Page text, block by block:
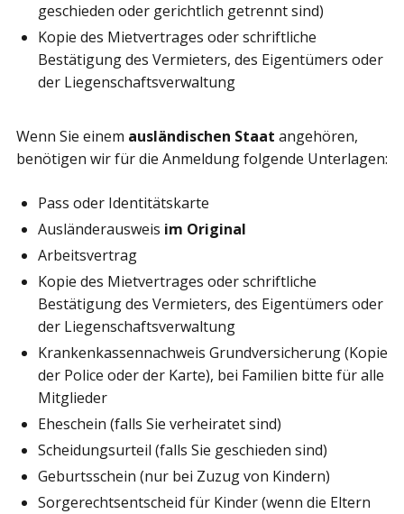
geschieden oder gerichtlich getrennt sind)
Kopie des Mietvertrages oder schriftliche
Bestätigung des Vermieters, des Eigentümers oder
der Liegenschaftsverwaltung
Wenn Sie einem ausländischen Staat angehören,
benötigen wir für die Anmeldung folgende Unterlagen:
Pass oder Identitätskarte
Ausländerausweis im Original
Arbeitsvertrag
Kopie des Mietvertrages oder schriftliche
Bestätigung des Vermieters, des Eigentümers oder
der Liegenschaftsverwaltung
Krankenkassennachweis Grundversicherung (Kopie
der Police oder der Karte), bei Familien bitte für alle
Mitglieder
Eheschein (falls Sie verheiratet sind)
Scheidungsurteil (falls Sie geschieden sind)
Geburtsschein (nur bei Zuzug von Kindern)
Sorgerechtsentscheid für Kinder (wenn die Eltern